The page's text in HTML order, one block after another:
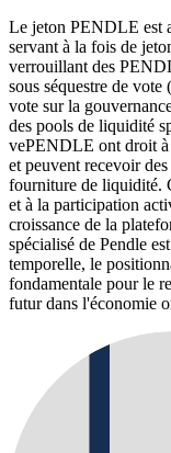
Le jeton PENDLE est
servant à la fois de
verrouillant des
sous séquestre de
vote sur la
des pools de liquidité
vePENDLE ont droit à
et peuvent recevoir
fourniture de liquidité.
et à la participation
croissance de la
spécialisé de Pendle
temporelle, le
fondamentale pour le
futur dans l'économie